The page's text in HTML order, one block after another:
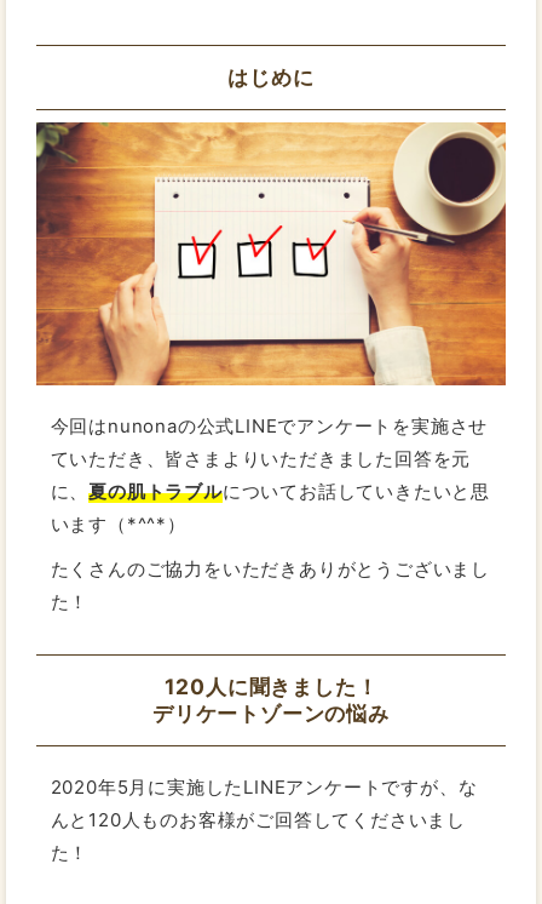
はじめに
今回はnunonaの公式LINEでアンケートを実施させ
ていただき、皆さまよりいただきました回答を元
に、夏の肌トラブルについてお話していきたいと思
います（*^^*）
たくさんのご協力をいただきありがとうございまし
た！
120人に聞きました！
デリケートゾーンの悩み
2020年5月に実施したLINEアンケートですが、な
んと120人ものお客様がご回答してくださいまし
た！